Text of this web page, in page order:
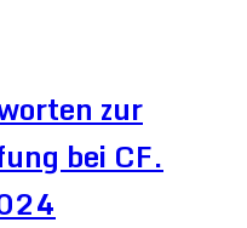
zur
bei CF.